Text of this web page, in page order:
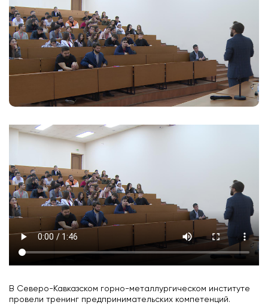
В Северо-Кавказском горно-металлургическом институте
провели тренинг предпринимательских компетенций.